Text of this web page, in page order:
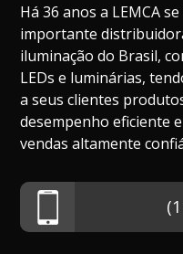
Há 36 anos a LEMCA
importante
iluminação do Brasil,
LEDs e luminárias,
a seus clientes
desempenho eficiente
vendas altamente